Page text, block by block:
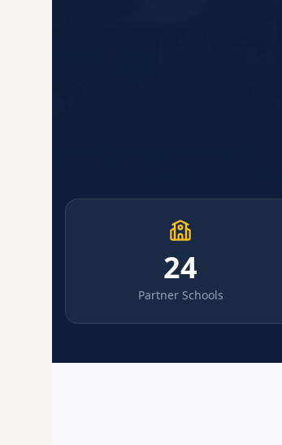
24
Partner Schools